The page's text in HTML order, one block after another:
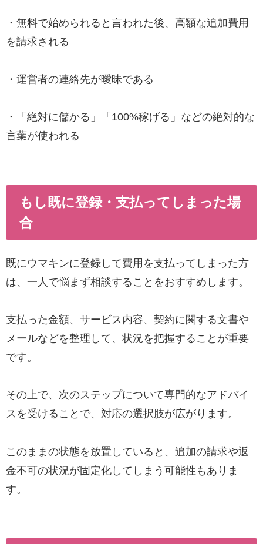
・無料で始められると言われた後、高額な追加費用
を請求される
・運営者の連絡先が曖昧である
・「絶対に儲かる」「100%稼げる」などの絶対的な
言葉が使われる
もし既に登録・支払ってしまった場
合
既にウマキンに登録して費用を支払ってしまった方
は、一人で悩まず相談することをおすすめします。
支払った金額、サービス内容、契約に関する文書や
メールなどを整理して、状況を把握することが重要
です。
その上で、次のステップについて専門的なアドバイ
スを受けることで、対応の選択肢が広がります。
このままの状態を放置していると、追加の請求や返
金不可の状況が固定化してしまう可能性もありま
す。